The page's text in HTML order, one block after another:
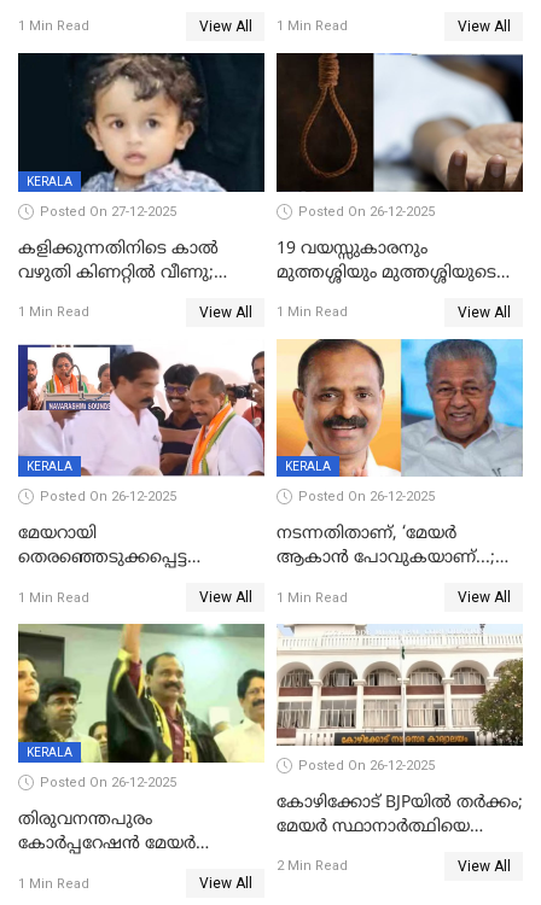
കുതിച്ചുയരുന്നു
1 Min Read View All 1 Min Read View All
KERALA
Posted On 27-12-2025
കളിക്കുന്നതിനിടെ കാൽ
വഴുതി കിണറ്റിൽ വീണു;
ദാരുണാന്ത്യം
1 Min Read View All
Posted On 26-12-2025
19 വയസ്സുകാരനും
മുത്തശ്ശിയും മുത്തശ്ശിയുടെ
മരിച്ചനിലയിൽ
1 Min Read View All
KERALA
Posted On 26-12-2025
മേയറായി
തെരഞ്ഞെടുക്കപ്പെട്ട
ആദ്യ വോട്ട് അസാധു; കണ്ണൂർ
ഡെപ്യൂട്ടി മേയർ സ്ഥാനത്ത്
താഹിറിന് വിജയം
1 Min Read View All
KERALA
Posted On 26-12-2025
നടന്നതിതാണ്, ‘മേയർ
ആകാൻ പോവുകയാണ്...;
മുഖ്യമന്ത്രിയുടെ ഓഫീസ്
തന്നെ വിശദീകരിയ്ക്കുന്നു;
സത്യമിതാണ്
1 Min Read View All
KERALA
Posted On 26-12-2025
തിരുവനന്തപുരം
കോര്‍പ്പറേഷന്‍ മേയര്‍
ഹൈക്കോടതിയിലേക്ക്;
1 Min Read View All
Posted On 26-12-2025
കോഴിക്കോട് BJPയിൽ തർക്കം;
മേയർ സ്ഥാനാർത്ഥിയെ
2 Min Read View All